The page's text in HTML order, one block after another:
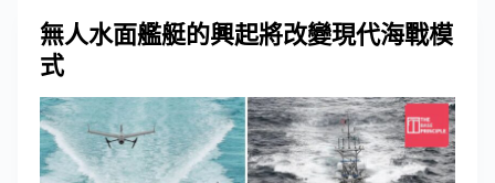
無人水面艦艇的興起將改變現代海戰模
式